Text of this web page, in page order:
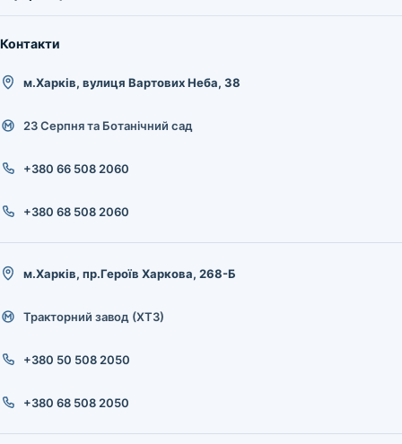
Контакти
м.Харків, вулиця Вартових Неба, 38
23 Серпня та Ботанічний сад
+380 66 508 2060
+380 68 508 2060
м.Харків, пр.Героїв Харкова, 268-Б
Тракторний завод (ХТЗ)
+380 50 508 2050
+380 68 508 2050